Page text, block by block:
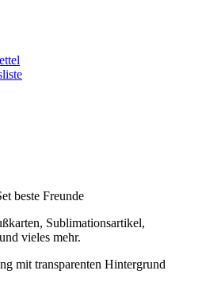
beste Freunde
Sublimationsartikel,
vieles mehr.
mit transparenten Hintergrund